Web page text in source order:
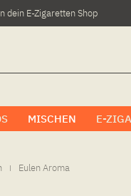
dein E-Zigaretten Shop
MISCHEN E-
| Eulen Aroma